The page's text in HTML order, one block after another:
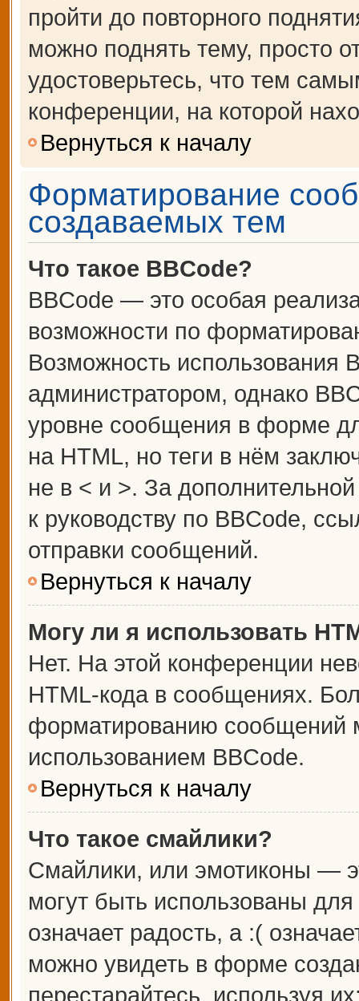
пройти до повторного
можно поднять тему, просто
удостоверьтесь, что тем
конференции, на которой
Вернуться к началу
Форматирование
создаваемых тем
Что такое BBCode?
BBCode — это особая
возможности по
Возможность использования
администратором, однако
уровне сообщения в форме
на HTML, но теги в нём
не в < и >. За
к руководству по BBCode,
отправки сообщений.
Вернуться к началу
Могу ли я использовать
Нет. На этой конференции
HTML-кода в сообщениях.
форматированию сообщений
использованием BBCode.
Вернуться к началу
Что такое смайлики?
Смайлики, или эмотиконы —
могут быть использованы
означает радость, а :(
можно увидеть в форме
перестарайтесь, используя